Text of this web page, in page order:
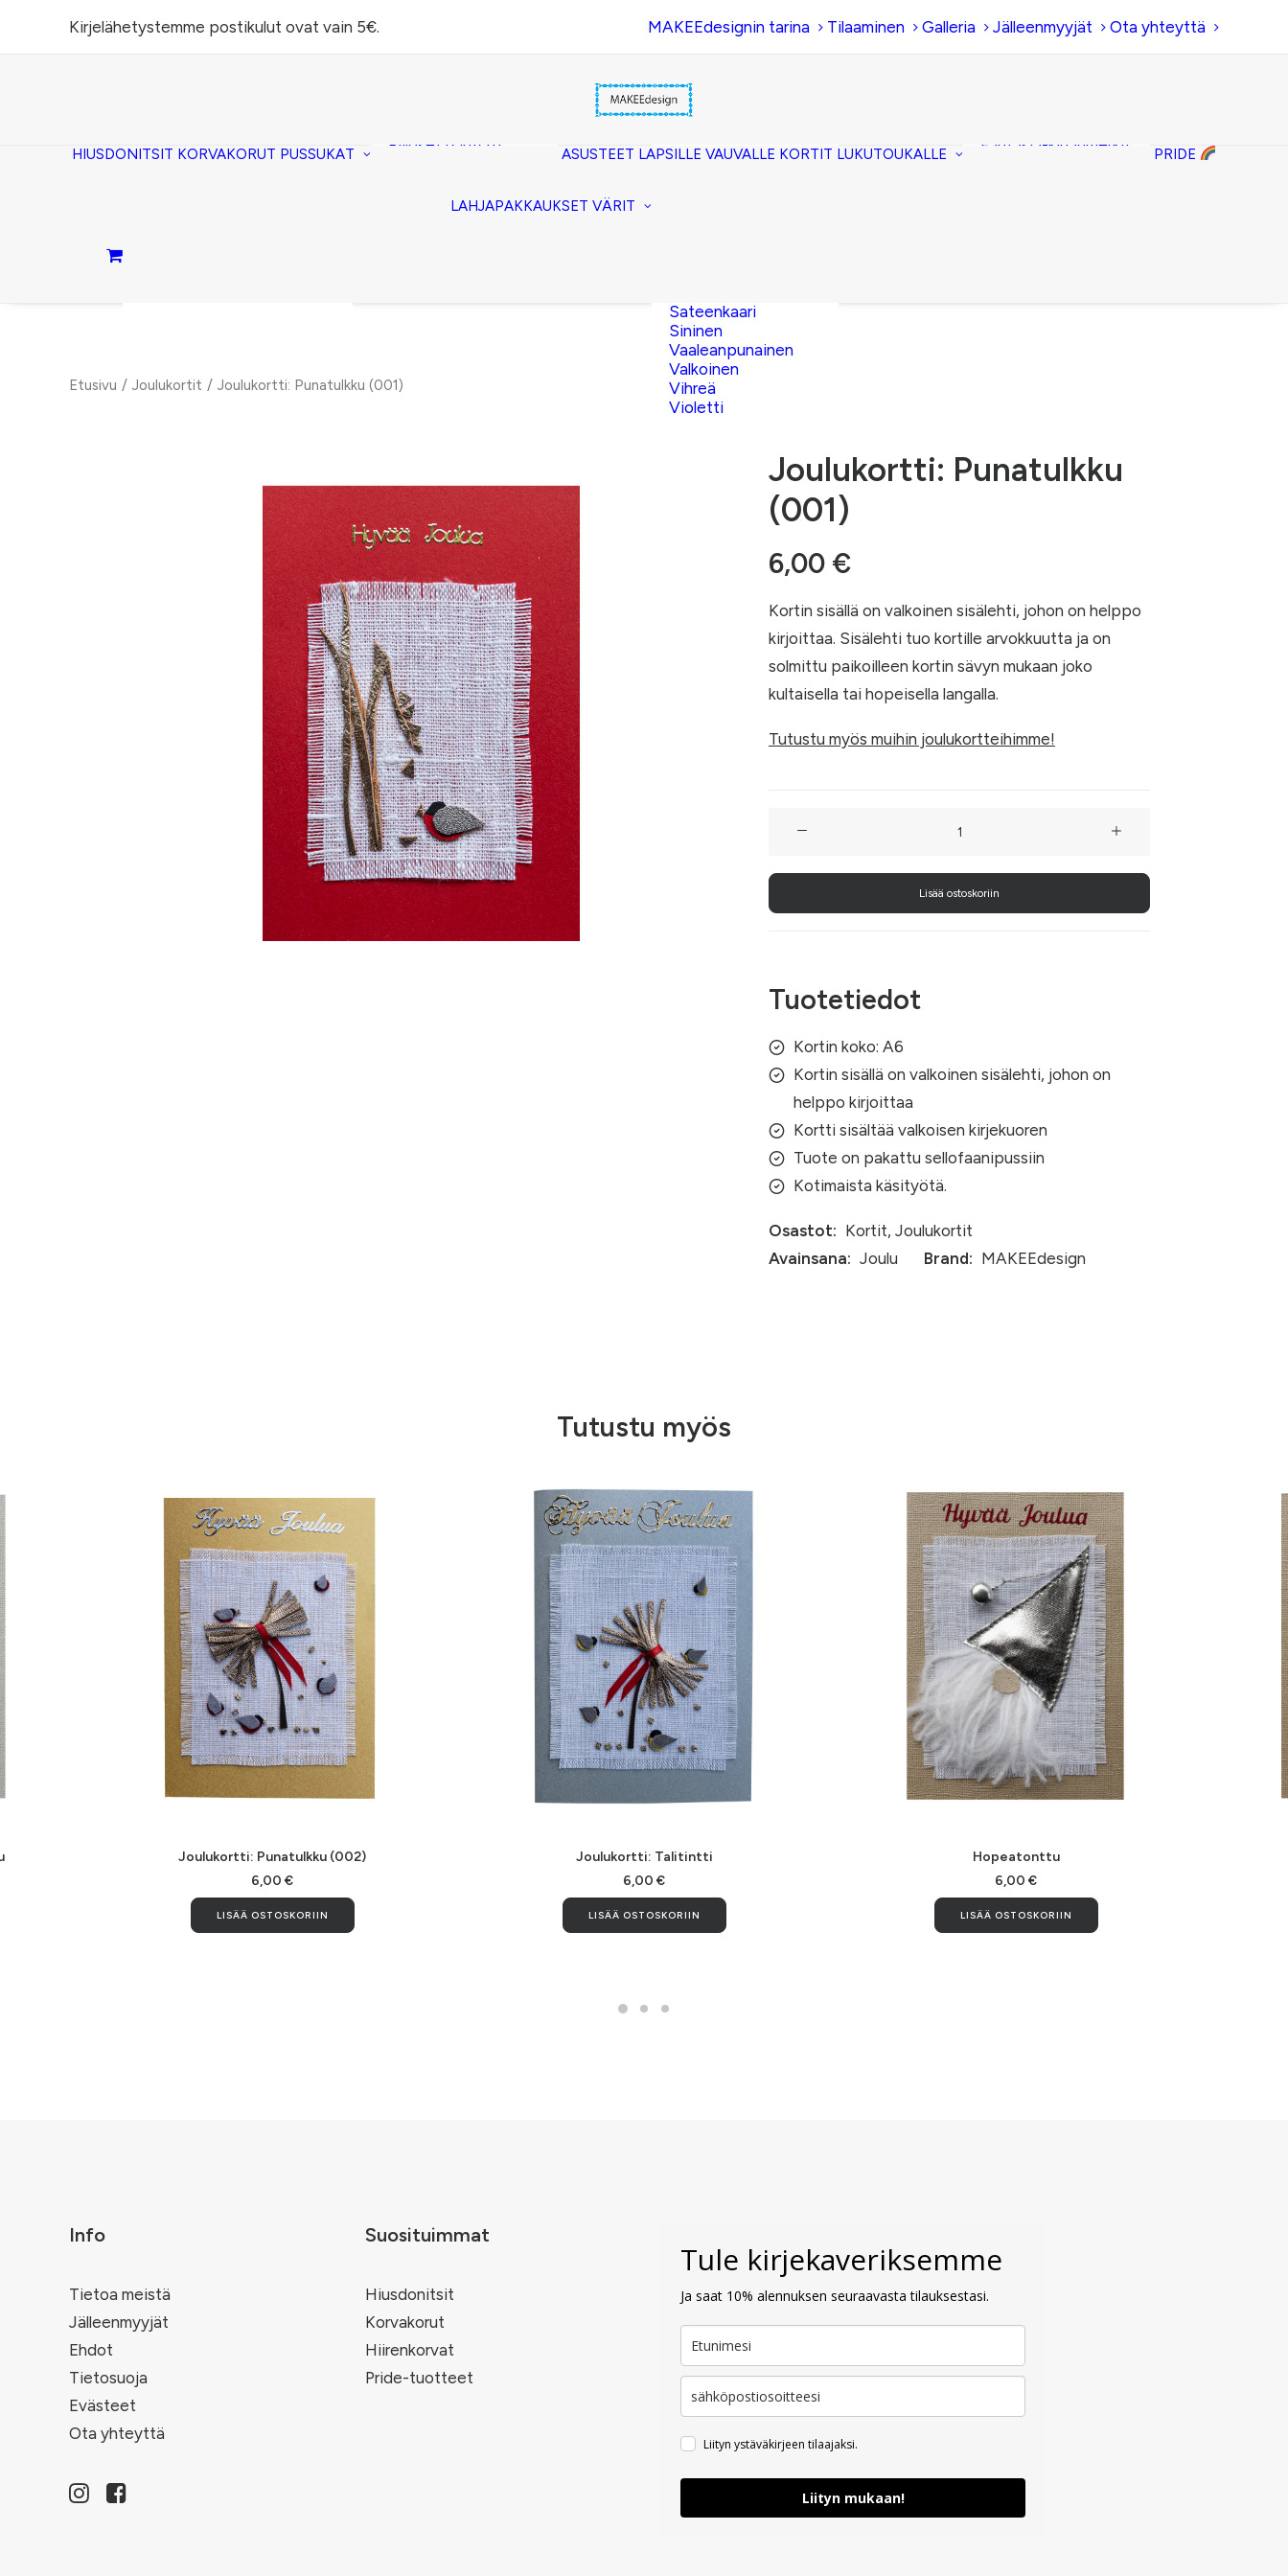
Kirjelähetystemme postikulut ovat vain 5€. MAKEEdesignin tarina Tilaaminen Galleria Jälleenmyyjät Ota yhteyttä
HIUSDONITSIT KORVAKORUT PUSSUKAT
Piiloset (clutch)
Taitettavat
ASUSTEET LAPSILLE VAUVALLE KORTIT LUKUTOUKALLE
Fantasia-kirjanmerkit
PRIDE
LAHJAPAKKAUKSET VÄRIT
Hopea
Keltainen
Kerma
Lila
Sateenkaari
Sininen
Vaaleanpunainen
Valkoinen
Vihreä
Violetti
Etusivu Joulukortit Joulukortti: Punatulkku (001)
Joulukortti: Punatulkku
(001)
6,00 €
Kortin sisällä on valkoinen sisälehti, johon on helppo
kirjoittaa. Sisälehti tuo kortille arvokkuutta ja on
solmittu paikoilleen kortin sävyn mukaan joko
kultaisella tai hopeisella langalla.
Tutustu myös muihin joulukortteihimme!
(001)
määrä
Lisää ostoskoriin
Tuotetiedot
Kortin koko: A6
Kortin sisällä on valkoinen sisälehti, johon on
helppo kirjoittaa
Kortti sisältää valkoisen kirjekuoren
Tuote on pakattu sellofaanipussiin
Kotimaista käsityötä.
Osastot: Kortit, Joulukortit
Avainsana: Joulu Brand: MAKEEdesign
Tutustu myös
LISÄÄ OSTOSKORIIN
Joulukortti: Punatulkku (002)
6,00 €
LISÄÄ OSTOSKORIIN
LISÄÄ OSTOSKORIIN
Joulukortti: Talitintti
6,00 €
LISÄÄ OSTOSKORIIN
LISÄÄ OSTOSKORIIN
Hopeatonttu
6,00 €
LISÄÄ OSTOSKORIIN
Info
Tietoa meistä
Jälleenmyyjät
Ehdot
Tietosuoja
Evästeet
Ota yhteyttä
Suosituimmat
Hiusdonitsit
Korvakorut
Hiirenkorvat
Pride-tuotteet
Tule kirjekaveriksemme
Ja saat 10% alennuksen seuraavasta tilauksestasi.
Liityn ystäväkirjeen tilaajaksi.
Liityn mukaan!